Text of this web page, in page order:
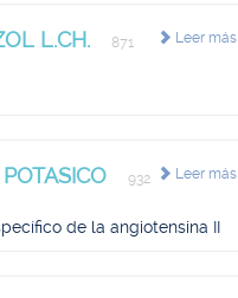
Leer más
L.CH.
871
Leer más
932
de la angiotensina II